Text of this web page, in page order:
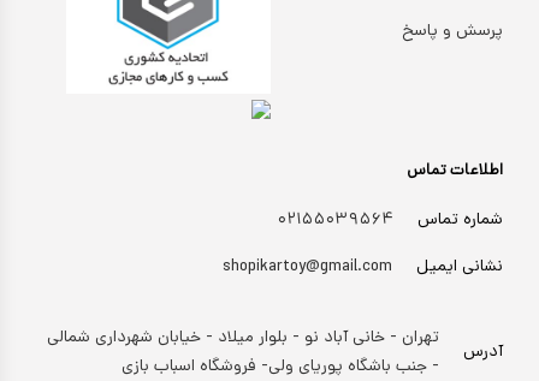
اطلاعات تماس
شماره تماس
۰۲۱۵۵۰۳۹۵۶۴
نشانی ایمیل
shopikartoy@gmail.com
آدرس
تهران - خانی آباد نو - بلوار میلاد - خیابان شهرداری شمالی
- جنب باشگاه پوریای ولی- فروشگاه اسباب بازی
پرسش و پاسخ